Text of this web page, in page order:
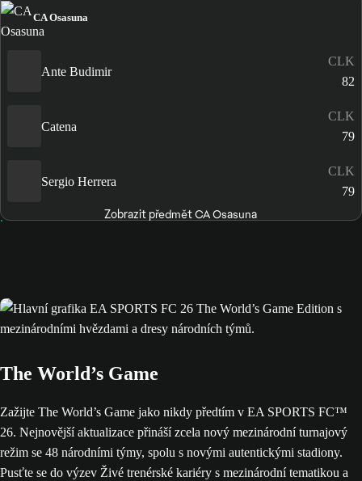
CA Osasuna
Ante Budimir
CLK
82
Catena
CLK
79
Sergio Herrera
CLK
79
Zobrazit předmět CA Osasuna
The World’s Game
Zažijte The World’s Game jako nikdy předtím v EA SPORTS FC™
26. Nejnovější aktualizace přináší zcela nový mezinárodní turnajový
režim se 48 národními týmy, spolu s novými autentickými stadiony.
Pusťte se do výzev Živé trenérské kariéry s mezinárodní tematikou a